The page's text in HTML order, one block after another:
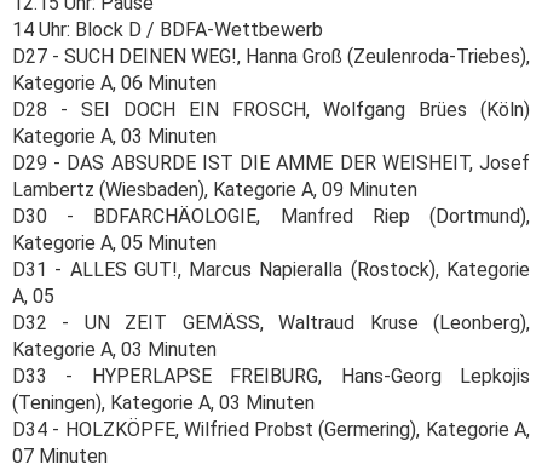
14 Uhr: Block D / BDFA-Wettbewerb
D27 - SUCH DEINEN WEG!, Hanna Groß (Zeulenroda-Triebes),
Kategorie A, 06 Minuten
D28 - SEI DOCH EIN FROSCH, Wolfgang Brües (Köln)
Kategorie A, 03 Minuten
D29 - DAS ABSURDE IST DIE AMME DER WEISHEIT, Josef
Lambertz (Wiesbaden), Kategorie A, 09 Minuten
D30 - BDFARCHÄOLOGIE, Manfred Riep (Dortmund),
Kategorie A, 05 Minuten
D31 - ALLES GUT!, Marcus Napieralla (Rostock), Kategorie
A, 05
D32 - UN ZEIT GEMÄSS, Waltraud Kruse (Leonberg),
Kategorie A, 03 Minuten
D33 - HYPERLAPSE FREIBURG, Hans-Georg Lepkojis
(Teningen), Kategorie A, 03 Minuten
D34 - HOLZKÖPFE, Wilfried Probst (Germering), Kategorie A,
07 Minuten